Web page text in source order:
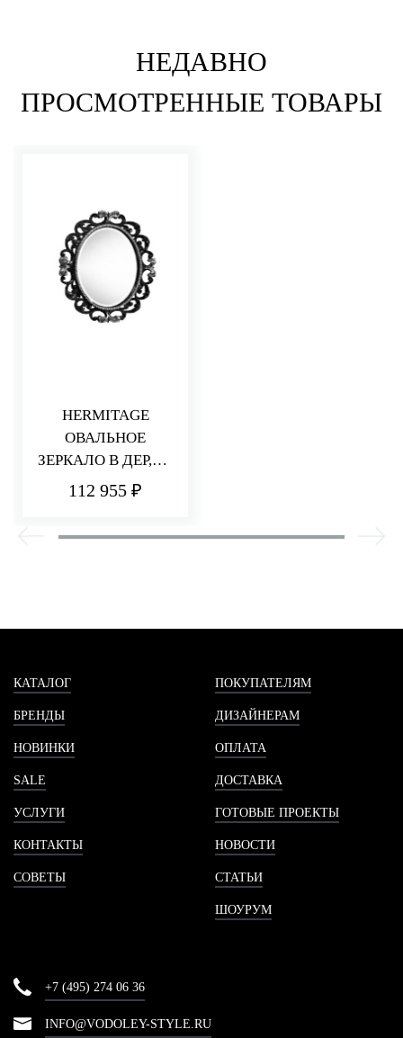
НЕДАВНО
ПРОСМОТРЕННЫЕ ТОВАРЫ
HERMITAGE
ОВАЛЬНОЕ
ЗЕРКАЛО В ДЕР,ЦВ
СВЕТЛ. ОРЕХ
112 955 ₽
КАТАЛОГ
БРЕНДЫ
НОВИНКИ
SALE
УСЛУГИ
КОНТАКТЫ
СОВЕТЫ
ПОКУПАТЕЛЯМ
ДИЗАЙНЕРАМ
ОПЛАТА
ДОСТАВКА
ГОТОВЫЕ ПРОЕКТЫ
НОВОСТИ
СТАТЬИ
ШОУРУМ
+7 (495) 274 06 36
INFO@VODOLEY-STYLE.RU